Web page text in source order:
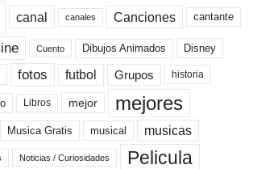
canal canales Canciones cantante
Cuento Dibujos Animados Disney
fotos futbol Grupos historia
Libros mejor mejores
Musica Gratis musical musicas
Noticias / Curiosidades Pelicula